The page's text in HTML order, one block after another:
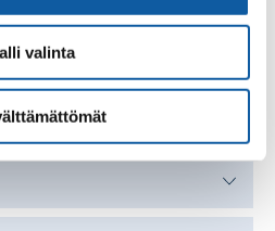
valinta
pm
detailed contacts.